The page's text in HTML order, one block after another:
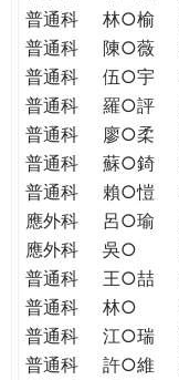
普通科
林○榆
普通科
陳○薇
普通科
伍○宇
普通科
羅○評
普通科
廖○柔
普通科
蘇○錡
普通科
賴○愷
應外科
呂○瑜
應外科
吳○
普通科
王○喆
普通科
林○
普通科
江○瑞
普通科
許○維